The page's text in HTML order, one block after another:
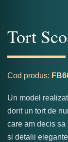
Tort
Cod produs:
Un model
dorit un tort de
care am decis
si detalii